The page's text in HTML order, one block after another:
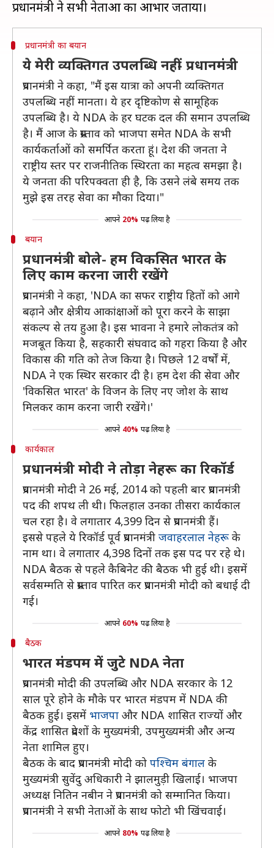
प्रधानमंत्री का बयान
ये मेरी व्यक्तिगत उपलब्धि नहीं- प्रधानमंत्री
प्रधानमंत्री ने कहा, "मैं इस यात्रा को अपनी व्यक्तिगत
उपलब्धि नहीं मानता। ये हर दृष्टिकोण से सामूहिक
उपलब्धि है। ये NDA के हर घटक दल की समान उपलब्धि
है। मैं आज के प्रस्ताव को भाजपा समेत NDA के सभी
कार्यकर्ताओं को समर्पित करता हूं। देश की जनता ने
राष्ट्रीय स्तर पर राजनीतिक स्थिरता का महत्व समझा है।
ये जनता की परिपक्वता ही है, कि उसने लंबे समय तक
मुझे इस तरह सेवा का मौका दिया।"
आपने 20% पढ़ लिया है
बयान
प्रधानमंत्री बोले- हम विकसित भारत के
लिए काम करना जारी रखेंगे
प्रधानमंत्री ने कहा, 'NDA का सफर राष्ट्रीय हितों को आगे
बढ़ाने और क्षेत्रीय आकांक्षाओं को पूरा करने के साझा
संकल्प से तय हुआ है। इस भावना ने हमारे लोकतंत्र को
मजबूत किया है, सहकारी संघवाद को गहरा किया है और
विकास की गति को तेज किया है। पिछले 12 वर्षों में,
NDA ने एक स्थिर सरकार दी है। हम देश की सेवा और
'विकसित भारत' के विजन के लिए नए जोश के साथ
मिलकर काम करना जारी रखेंगे।'
आपने 40% पढ़ लिया है
कार्यकाल
प्रधानमंत्री मोदी ने तोड़ा नेहरू का रिकॉर्ड
प्रधानमंत्री मोदी ने 26 मई, 2014 को पहली बार प्रधानमंत्री
पद की शपथ ली थी। फिलहाल उनका तीसरा कार्यकाल
चल रहा है। वे लगातार 4,399 दिन से प्रधानमंत्री हैं।
इससे पहले ये रिकॉर्ड पूर्व प्रधानमंत्री जवाहरलाल नेहरूके
नाम था। वे लगातार 4,398 दिनों तक इस पद पर रहे थे।
NDA बैठक से पहले कैबिनेट की बैठक भी हुई थी। इसमें
सर्वसम्मति से प्रस्ताव पारित कर प्रधानमंत्री मोदी को बधाई दी
गई।
आपने 60% पढ़ लिया है
बैठक
भारत मंडपम में जुटे NDA नेता
प्रधानमंत्री मोदी की उपलब्धि और NDA सरकार के 12
साल पूरे होने के मौके पर भारत मंडपम में NDA की
बैठक हुई। इसमें भाजपा और NDA शासित राज्यों और
केंद्र शासित प्रदेशों के मुख्यमंत्री, उपमुख्यमंत्री और अन्य
नेता शामिल हुए।
बैठक के बाद प्रधानमंत्री मोदी को पश्चिम बंगाल के
मुख्यमंत्री सुवेंदु अधिकारी ने झालमुड़ी खिलाई। भाजपा
अध्यक्ष नितिन नबीन ने प्रधानमंत्री को सम्मानित किया।
प्रधानमंत्री ने सभी नेताओं के साथ फोटो भी खिंचवाई।
आपने 80% पढ़ लिया है